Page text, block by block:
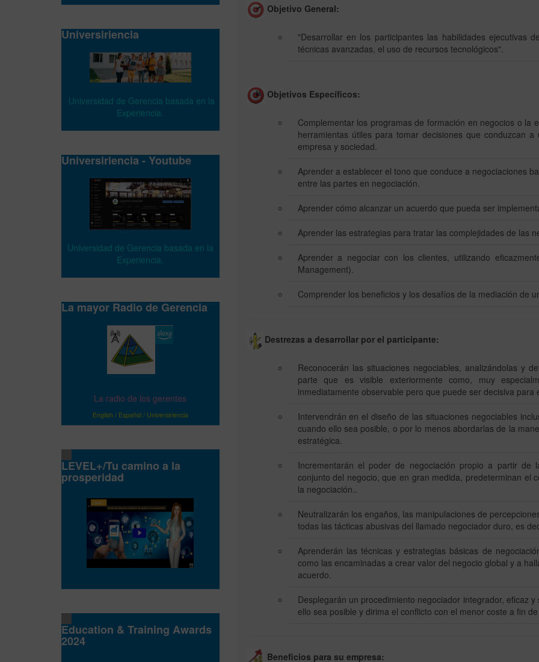
Objetivo General:
"Desarrollar en los participantes las habilidades ejecutivas
técnicas avanzadas, el uso de recursos tecnológicos".
Objetivos Específicos:
Complementar los programas de formación en negocios o la
herramientas útiles para tomar decisiones que conduzcan
empresa y sociedad.
Aprender a establecer el tono que conduce a negociaciones
entre las partes en negociación.
Aprender cómo alcanzar un acuerdo que pueda ser
Aprender las estrategias para tratar las complejidades de las
Aprender a negociar con los clientes, utilizando
Management).
Comprender los beneficios y los desafíos de la mediación de
Destrezas a desarrollar por el participante:
Reconocerán las situaciones negociables, analizándolas y
parte que es visible exteriormente como, muy
inmediatamente observable pero que puede ser decisiva para
Intervendrán en el diseño de las situaciones negociables
cuando ello sea posible, o por lo menos abordarlas de la
estratégica.
Incrementarán el poder de negociación propio a partir de
conjunto del negocio, que en gran medida, predeterminan el
la negociación..
Neutralizarán los engaños, las manipulaciones de
todas las tácticas abusivas del llamado negociador duro, es
Aprenderán las técnicas y estrategias básicas de
como las encaminadas a crear valor del negocio global y a
acuerdo.
Desplegarán un procedimiento negociador integrador, eficaz
ello sea posible y dirima el conflicto con el menor coste a fin
Beneficios para su empresa:
Universiriencia
Universidad de Gerencia basada en la
Experiencia.
Universiriencia - Youtube
Universidad de Gerencia basada en la
Experiencia.
La mayor Radio de Gerencia
La radio de los gerentes
English / Español/ Universiriencia
LEVEL+/Tu camino a la
prosperidad
Education & Training Awards
2024